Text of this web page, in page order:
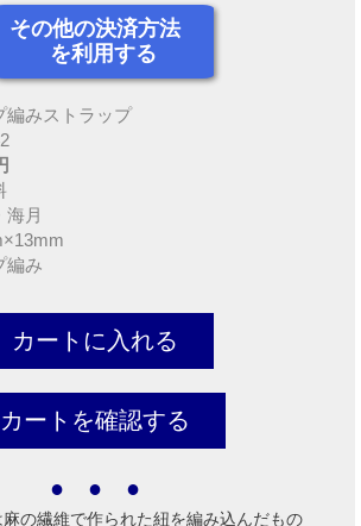
その他の決済方法
を利用する
ストラップ
月
編み
● ● ●
の繊維で作られた紐を編み込んだもの